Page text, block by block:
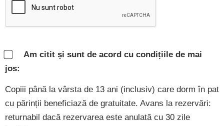
Am citit și sunt de acord cu condițiile de mai
jos:
Copiii până la vârsta de 13 ani (inclusiv) care dorm în pat
cu părinții beneficiază de gratuitate. Avans la rezervări:
returnabil dacă rezervarea este anulată cu 30 zile